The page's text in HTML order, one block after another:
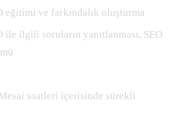
eğitimi ve farkındalık oluşturma
ile ilgili soruların yanıtlanması, SEO
saatleri içerisinde sürekli